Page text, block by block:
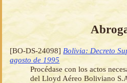
[BO-DS-24098] Bolivia: Decreto
agosto de 1995
Procédase con los actos
del Lloyd Aéreo Boliviano